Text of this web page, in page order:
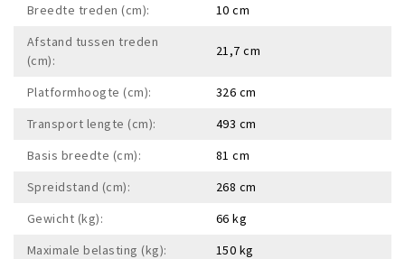
Breedte treden (cm):
10 cm
Afstand tussen treden
(cm):
21,7 cm
Platformhoogte (cm):
326 cm
Transport lengte (cm):
493 cm
Basis breedte (cm):
81 cm
Spreidstand (cm):
268 cm
Gewicht (kg):
66 kg
Maximale belasting (kg):
150 kg